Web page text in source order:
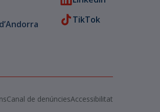
TikTok
Canal de denúnciesAccessibilitat